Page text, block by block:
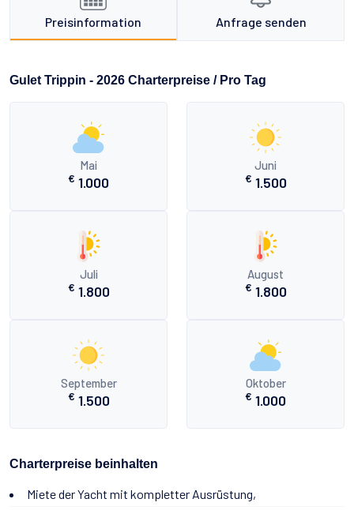
Preisinformation Anfrage senden
Gulet Trippin - 2026 Charterpreise / Pro Tag
Mai
€ 1.000
Juni
€ 1.500
Juli
€ 1.800
August
€ 1.800
September
€ 1.500
Oktober
€ 1.000
Charterpreise beinhalten
Miete der Yacht mit kompletter Ausrüstung,